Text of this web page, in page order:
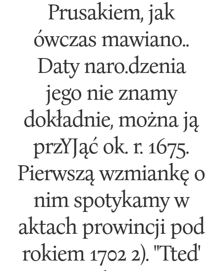
Prusakiem, jak
ówczas mawiano..
Daty naro.dzenia
jego nie znamy
dokładnie, można ją
przYJąć ok. r. 1675.
Pierwszą wzmiankę o
nim spotykamy w
aktach prowincji pod
rokiem 1702 2). "Tted'